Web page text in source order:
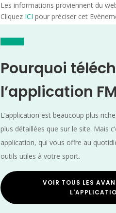
Les informations proviennent du
Cliquez ICI pour préciser cet
Pourquoi
l’application
L’application est beaucoup plus
plus détaillées que sur le site. Mais
application, qui vous offre au
outils utiles à votre sport.
VOIR TOUS LES